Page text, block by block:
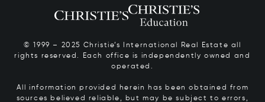
© 1999 – 2025 Christie’s International Real Estate all
rights reserved. Each office is independently owned and
operated.
All information provided herein has been obtained from
sources believed reliable, but may be subject to errors,